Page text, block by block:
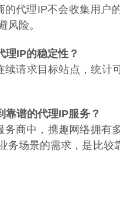
的代理IP不会收集用户
风险。
理IP的稳定性？
续请求目标站点，统计
靠谱的代理IP服务？
务商中，携趣网络拥有
务场景的需求，是比较